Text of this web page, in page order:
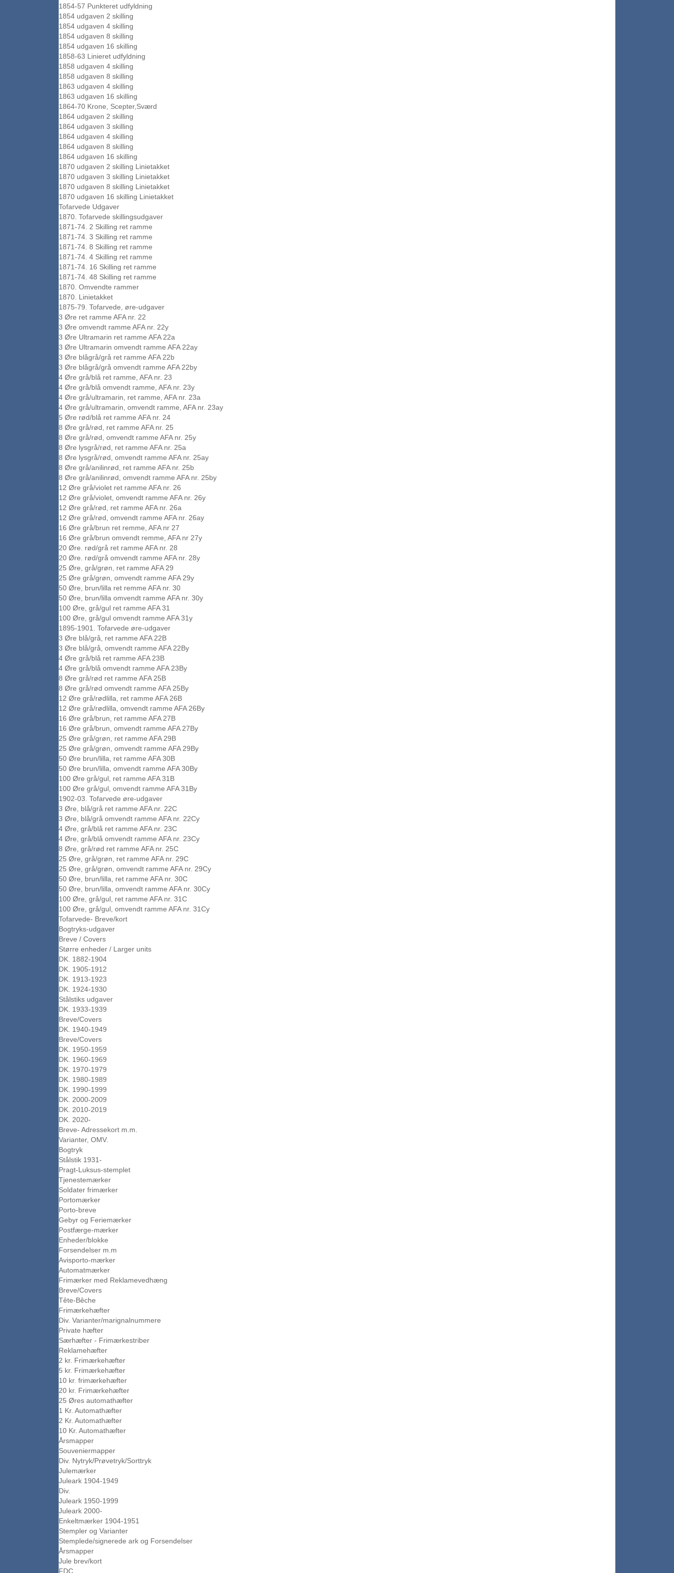
1854-57 Punkteret udfyldning
1854 udgaven 2 skilling
1854 udgaven 4 skilling
1854 udgaven 8 skilling
1854 udgaven 16 skilling
1858-63 Linieret udfyldning
1858 udgaven 4 skilling
1858 udgaven 8 skilling
1863 udgaven 4 skilling
1863 udgaven 16 skilling
1864-70 Krone, Scepter,Sværd
1864 udgaven 2 skilling
1864 udgaven 3 skilling
1864 udgaven 4 skilling
1864 udgaven 8 skilling
1864 udgaven 16 skilling
1870 udgaven 2 skilling Linietakket
1870 udgaven 3 skilling Linietakket
1870 udgaven 8 skilling Linietakket
1870 udgaven 16 skilling Linietakket
Tofarvede Udgaver
1870. Tofarvede skillingsudgaver
1871-74. 2 Skilling ret ramme
1871-74. 3 Skilling ret ramme
1871-74. 8 Skilling ret ramme
1871-74. 4 Skilling ret ramme
1871-74. 16 Skilling ret ramme
1871-74. 48 Skilling ret ramme
1870. Omvendte rammer
1870. Linietakket
1875-79. Tofarvede, øre-udgaver
3 Øre ret ramme AFA nr. 22
3 Øre omvendt ramme AFA nr. 22y
3 Øre Ultramarin ret ramme AFA 22a
3 Øre Ultramarin omvendt ramme AFA 22ay
3 Øre blågrå/grå ret ramme AFA 22b
3 Øre blågrå/grå omvendt ramme AFA 22by
4 Øre grå/blå ret ramme, AFA nr. 23
4 Øre grå/blå omvendt ramme, AFA nr. 23y
4 Øre grå/ultramarin, ret ramme, AFA nr. 23a
4 Øre grå/ultramarin, omvendt ramme, AFA nr. 23ay
5 Øre rød/blå ret ramme AFA nr. 24
8 Øre grå/rød, ret ramme AFA nr. 25
8 Øre grå/rød, omvendt ramme AFA nr. 25y
8 Øre lysgrå/rød, ret ramme AFA nr. 25a
8 Øre lysgrå/rød, omvendt ramme AFA nr. 25ay
8 Øre grå/anilinrød, ret ramme AFA nr. 25b
8 Øre grå/anilinrød, omvendt ramme AFA nr. 25by
12 Øre grå/violet ret ramme AFA nr. 26
12 Øre grå/violet, omvendt ramme AFA nr. 26y
12 Øre grå/rød, ret ramme AFA nr. 26a
12 Øre grå/rød, omvendt ramme AFA nr. 26ay
16 Øre grå/brun ret remme, AFA nr 27
16 Øre grå/brun omvendt remme, AFA nr 27y
20 Øre. rød/grå ret ramme AFA nr. 28
20 Øre. rød/grå omvendt ramme AFA nr. 28y
25 Øre, grå/grøn, ret ramme AFA 29
25 Øre grå/grøn, omvendt ramme AFA 29y
50 Øre, brun/lilla ret remme AFA nr. 30
50 Øre, brun/lilla omvendt ramme AFA nr. 30y
100 Øre, grå/gul ret ramme AFA 31
100 Øre, grå/gul omvendt ramme AFA 31y
1895-1901. Tofarvede øre-udgaver
3 Øre blå/grå, ret ramme AFA 22B
3 Øre blå/grå, omvendt ramme AFA 22By
4 Øre grå/blå ret ramme AFA 23B
4 Øre grå/blå omvendt ramme AFA 23By
8 Øre grå/rød ret ramme AFA 25B
8 Øre grå/rød omvendt ramme AFA 25By
12 Øre grå/rødlilla, ret ramme AFA 26B
12 Øre grå/rødlilla, omvendt ramme AFA 26By
16 Øre grå/brun, ret ramme AFA 27B
16 Øre grå/brun, omvendt ramme AFA 27By
25 Øre grå/grøn, ret ramme AFA 29B
25 Øre grå/grøn, omvendt ramme AFA 29By
50 Øre brun/lilla, ret ramme AFA 30B
50 Øre brun/lilla, omvendt ramme AFA 30By
100 Øre grå/gul, ret ramme AFA 31B
100 Øre grå/gul, omvendt ramme AFA 31By
1902-03. Tofarvede øre-udgaver
3 Øre, blå/grå ret ramme AFA nr. 22C
3 Øre, blå/grå omvendt ramme AFA nr. 22Cy
4 Øre, grå/blå ret ramme AFA nr. 23C
4 Øre, grå/blå omvendt ramme AFA nr. 23Cy
8 Øre, grå/rød ret ramme AFA nr. 25C
25 Øre, grå/grøn, ret ramme AFA nr. 29C
25 Øre, grå/grøn, omvendt ramme AFA nr. 29Cy
50 Øre, brun/lilla, ret ramme AFA nr. 30C
50 Øre, brun/lilla, omvendt ramme AFA nr. 30Cy
100 Øre, grå/gul, ret ramme AFA nr. 31C
100 Øre, grå/gul, omvendt ramme AFA nr. 31Cy
Tofarvede- Breve/kort
Bogtryks-udgaver
Breve / Covers
Større enheder / Larger units
DK. 1882-1904
DK. 1905-1912
DK. 1913-1923
DK. 1924-1930
Stålstiks udgaver
DK. 1933-1939
Breve/Covers
DK. 1940-1949
Breve/Covers
DK. 1950-1959
DK. 1960-1969
DK. 1970-1979
DK. 1980-1989
DK. 1990-1999
DK. 2000-2009
DK. 2010-2019
DK. 2020-
Breve- Adressekort m.m.
Varianter, OMV.
Bogtryk
Stålstik 1931-
Pragt-Luksus-stemplet
Tjenestemærker
Soldater frimærker
Portomærker
Porto-breve
Gebyr og Feriemærker
Postfærge-mærker
Enheder/blokke
Forsendelser m.m
Avisporto-mærker
Automatmærker
Frimærker med Reklamevedhæng
Breve/Covers
Tête-Bêche
Frimærkehæfter
Div. Varianter/marignalnummere
Private hæfter
Særhæfter - Frimærkestriber
Reklamehæfter
2 kr. Frimærkehæfter
5 kr. Frimærkehæfter
10 kr. frimærkehæfter
20 kr. Frimærkehæfter
25 Øres automathæfter
1 Kr. Automathæfter
2 Kr. Automathæfter
10 Kr. Automathæfter
Årsmapper
Souveniermapper
Div. Nytryk/Prøvetryk/Sorttryk
Julemærker
Juleark 1904-1949
Div.
Juleark 1950-1999
Juleark 2000-
Enkeltmærker 1904-1951
Stempler og Varianter
Stemplede/signerede ark og Forsendelser
Årsmapper
Jule brev/kort
FDC